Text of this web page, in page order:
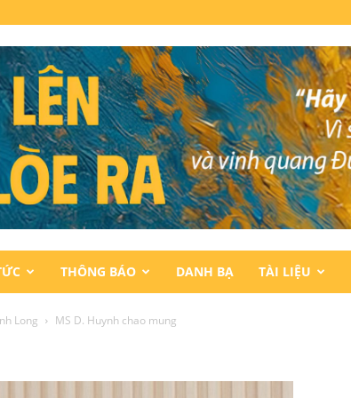
THÔNG BÁO DANH BẠ TÀI LIỆU
Long MS D. Huynh chao mung